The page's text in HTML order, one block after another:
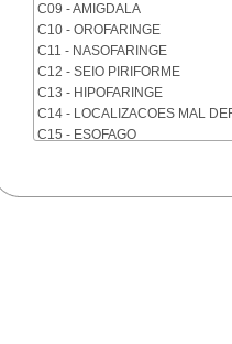
C09 - AMIGDALA
C10 - OROFARINGE
C11 - NASOFARINGE
C12 - SEIO PIRIFORME
C13 - HIPOFARINGE
C14 - LOCALIZACOES MAL
C15 - ESOFAGO
C18 - COLON